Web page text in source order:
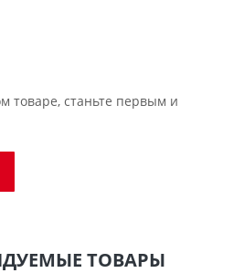
товаре, станьте первым и
ТОВАРЫ